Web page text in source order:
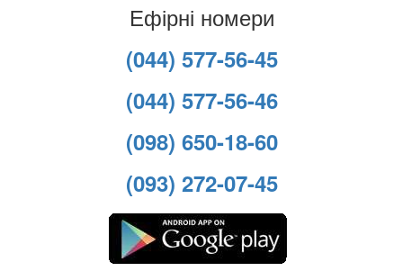
Ефірні номери
(044) 577-56-45
(044) 577-56-46
(098) 650-18-60
(093) 272-07-45